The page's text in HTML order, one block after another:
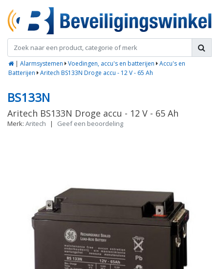
| Alarmsystemen Voedingen, accu's en batterijen
Accu's en
Batterijen
Aritech BS133N Droge accu - 12 V - 65 Ah
BS133N
Aritech BS133N Droge accu - 12 V - 65 Ah
Merk: Aritech | Geef een beoordeling